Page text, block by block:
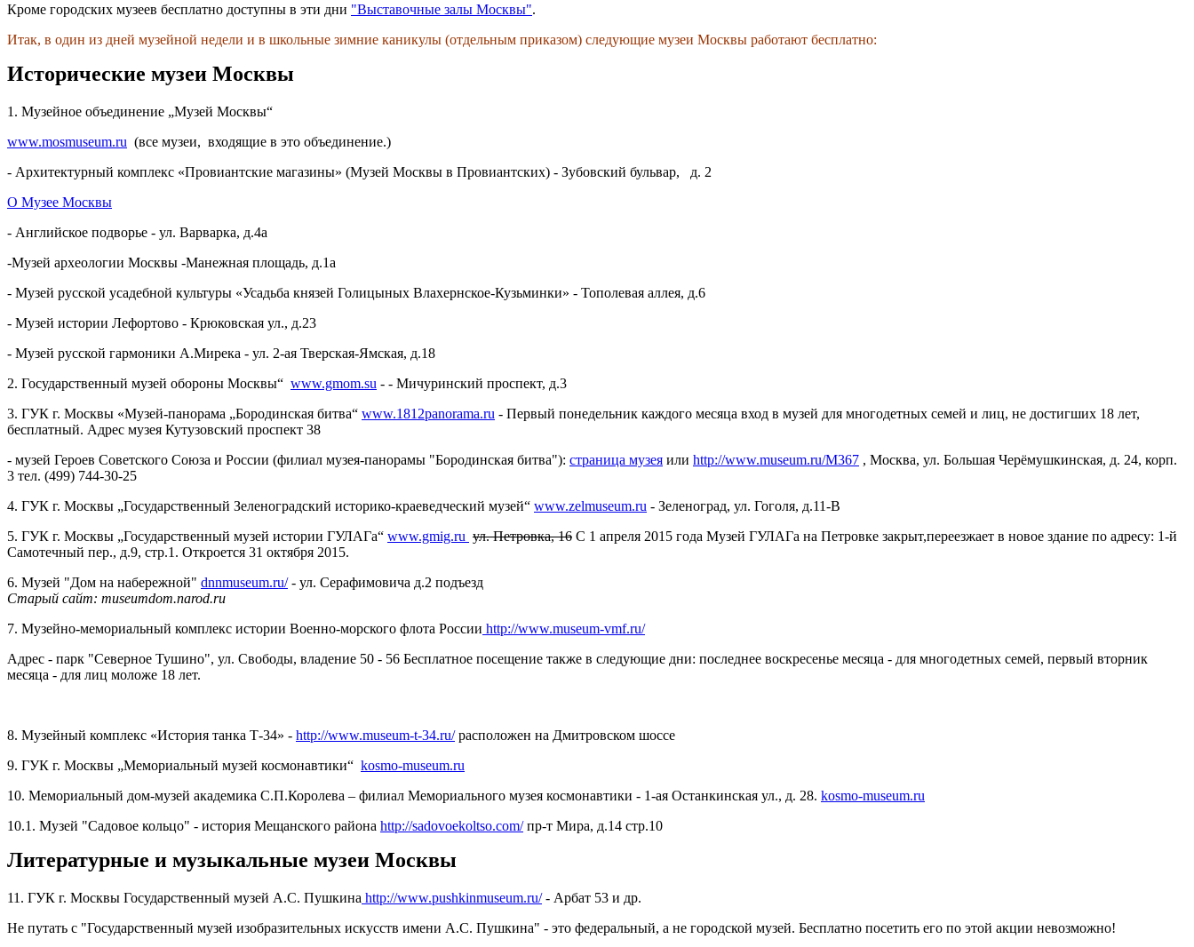
Кроме городских музеев бесплатно доступны в эти дни "Выставочные залы Москвы".
Итак, в один из дней музейной недели и в школьные зимние каникулы (отдельным приказом) следующие музеи Москвы работают бесплатно:
Исторические музеи Москвы
1. Музейное объединение „Музей Москвы“
www.mosmuseum.ru (все музеи, входящие в это объединение.)
- Архитектурный комплекс «Провиантские магазины» (Музей Москвы в Провиантских) - Зубовский бульвар, д. 2
О Музее Москвы
- Английское подворье - ул. Варварка, д.4а
-Музей археологии Москвы -Манежная площадь, д.1а
- Музей русской усадебной культуры «Усадьба князей Голицыных Влахернское-Кузьминки» - Тополевая аллея, д.6
- Музей истории Лефортово - Крюковская ул., д.23
- Музей русской гармоники А.Мирека - ул. 2-ая Тверская-Ямская, д.18
2. Государственный музей обороны Москвы“ www.gmom.su - - Мичуринский проспект, д.3
3. ГУК г. Москвы «Музей-панорама „Бородинская битва“ www.1812panorama.ru - Первый понедельник каждого месяца вход в музей для многодетных семей и лиц, не достигших 18 лет,
бесплатный. Адрес музея Кутузовский проспект 38
- музей Героев Советского Союза и России (филиал музея-панорамы "Бородинская битва"): страница музея или http://www.museum.ru/M367 , Москва, ул. Большая Черёмушкинская, д. 24, корп.
3 тел. (499) 744-30-25
4. ГУК г. Москвы „Государственный Зеленоградский историко-краеведческий музей“ www.zelmuseum.ru - Зеленоград, ул. Гоголя, д.11-В
5. ГУК г. Москвы „Государственный музей истории ГУЛАГа“ www.gmig.ru ул. Петровка, 16 С 1 апреля 2015 года Музей ГУЛАГа на Петровке закрыт,переезжает в новое здание по адресу: 1-й
Самотечный пер., д.9, стр.1. Откроется 31 октября 2015.
6. Музей "Дом на набережной" dnnmuseum.ru/- ул. Серафимовича д.2 подъезд
Старый сайт: museumdom.narod.ru
7. Музейно-мемориальный комплекс истории Военно-морского флота России http://www.museum-vmf.ru/
Адрес - парк "Северное Тушино", ул. Свободы, владение 50 - 56 Бесплатное посещение также в следующие дни: последнее воскресенье месяца - для многодетных семей, первый вторник
месяца - для лиц моложе 18 лет.
8. Музейный комплекс «История танка Т-34» - http://www.museum-t-34.ru/расположен на Дмитровском шоссе
9. ГУК г. Москвы „Мемориальный музей космонавтики“ kosmo-museum.ru
10. Мемориальный дом-музей академика С.П.Королева – филиал Мемориального музея космонавтики - 1-ая Останкинская ул., д. 28. kosmo-museum.ru
10.1. Музей "Садовое кольцо" - история Мещанского района http://sadovoekoltso.com/пр-т Мира, д.14 стр.10
Литературные и музыкальные музеи Москвы
11. ГУК г. Москвы Государственный музей А.С. Пушкина http://www.pushkinmuseum.ru/- Арбат 53 и др.
Не путать с "Государственный музей изобразительных искусств имени А.С. Пушкина" - это федеральный, а не городской музей. Бесплатно посетить его по этой акции невозможно!